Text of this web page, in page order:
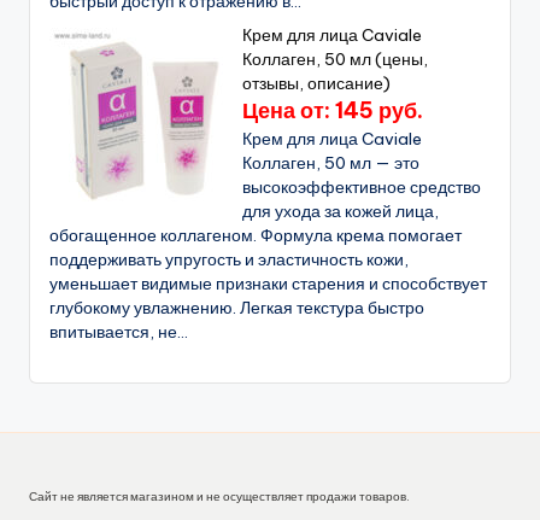
Крем для лица Caviale
Коллаген, 50 мл (цены,
отзывы, описание)
Цена от: 145 руб.
Крем для лица Caviale
Коллаген, 50 мл — это
высокоэффективное средство
для ухода за кожей лица,
обогащенное коллагеном. Формула крема помогает
поддерживать упругость и эластичность кожи,
уменьшает видимые признаки старения и способствует
глубокому увлажнению. Легкая текстура быстро
впитывается, не...
Сайт не является магазином и не осуществляет продажи товаров.